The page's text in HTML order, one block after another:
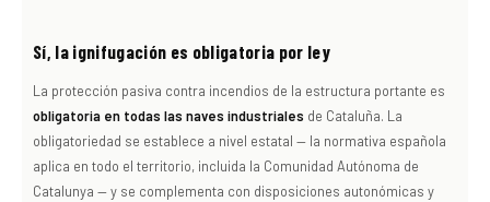
Sí, la ignifugación es obligatoria por ley
La protección pasiva contra incendios de la estructura portante es
obligatoria en todas las naves industriales de Cataluña. La
obligatoriedad se establece a nivel estatal — la normativa española
aplica en todo el territorio, incluida la Comunidad Autónoma de
Catalunya — y se complementa con disposiciones autonómicas y